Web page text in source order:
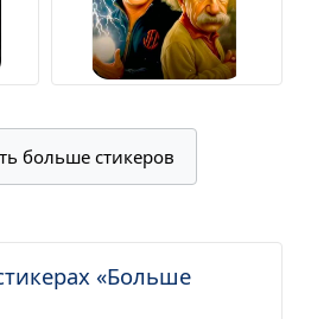
больше стикеров
«Больше